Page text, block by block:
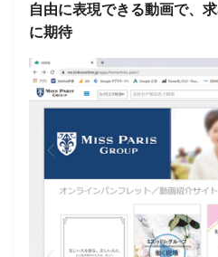
自由に表現できる動画で、
に期待